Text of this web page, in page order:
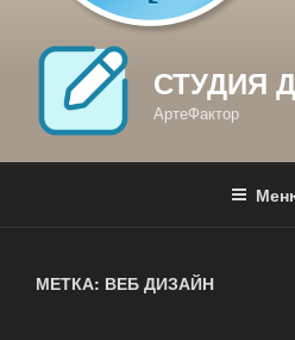
СТУДИЯ
АртеФактор
МЕТКА: ВЕБ ДИЗАЙН